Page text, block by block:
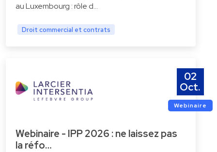
au Luxembourg : rôle d…
Droit commercial et contrats
02
Oct.
Webinaire
Webinaire - IPP 2026 : ne laissez pas
la réfo…